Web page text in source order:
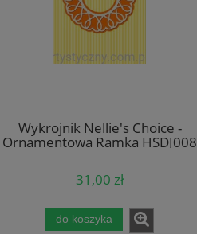
Wykrojnik Nellie's Choice -
Ornamentowa Ramka HSDJ008
31,00 zł
do koszyka